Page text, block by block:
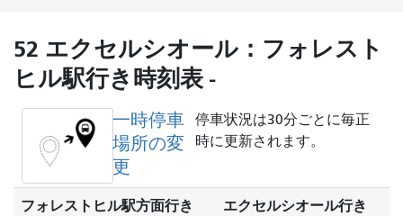
旅
を
し
い
か
52 エクセルシオール：フォレスト
ヒル駅行き時刻表 -
一時停車
場所の変
更
停車状況は30分ごとに毎正
時に更新されます。
フォレストヒル駅方面行き エクセルシオール行き